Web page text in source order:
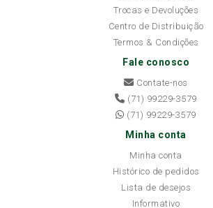
Trocas e Devoluções
Centro de Distribuição
Termos & Condições
Fale conosco
Contate-nos
(71) 99229-3579
(71) 99229-3579
Minha conta
Minha conta
Histórico de pedidos
Lista de desejos
Informativo